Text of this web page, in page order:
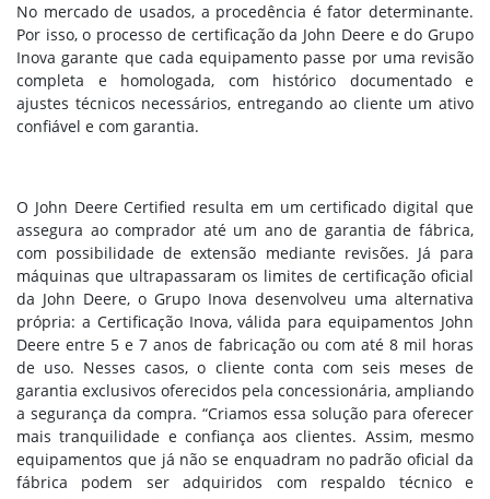
No mercado de usados, a procedência é fator determinante.
Por isso, o processo de certificação da John Deere e do Grupo
Inova garante que cada equipamento passe por uma revisão
completa e homologada, com histórico documentado e
ajustes técnicos necessários, entregando ao cliente um ativo
confiável e com garantia.
O John Deere Certified resulta em um certificado digital que
assegura ao comprador até um ano de garantia de fábrica,
com possibilidade de extensão mediante revisões. Já para
máquinas que ultrapassaram os limites de certificação oficial
da John Deere, o Grupo Inova desenvolveu uma alternativa
própria: a Certificação Inova, válida para equipamentos John
Deere entre 5 e 7 anos de fabricação ou com até 8 mil horas
de uso. Nesses casos, o cliente conta com seis meses de
garantia exclusivos oferecidos pela concessionária, ampliando
a segurança da compra. “Criamos essa solução para oferecer
mais tranquilidade e confiança aos clientes. Assim, mesmo
equipamentos que já não se enquadram no padrão oficial da
fábrica podem ser adquiridos com respaldo técnico e